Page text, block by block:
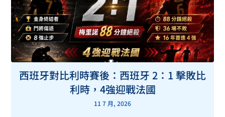
西班牙對比利時賽後：西班牙 2：1 擊敗比
利時，4強迎戰法國
11 7 月, 2026